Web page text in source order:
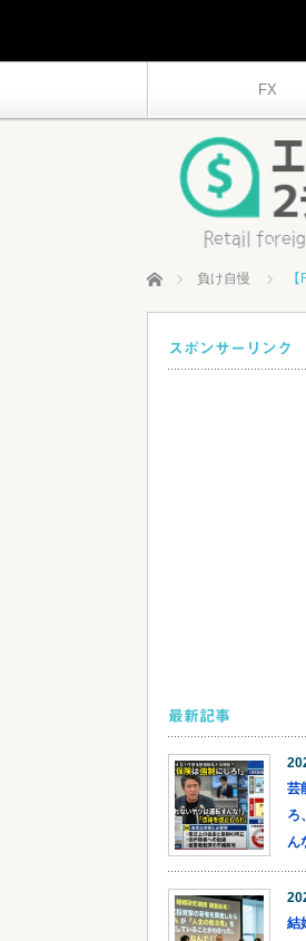
FX
ホーム 負け自慢
スポンサーリンク
最新記事
芸
ろ
ん
結